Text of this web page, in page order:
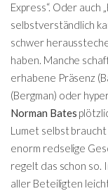
Express“. Oder auch
selbstverständlich
schwer
haben. Manche
erhabene Präsenz
(Bergman) oder
Norman Bates
Lumet selbst braucht
enorm redselige
regelt das schon so.
aller Beteiligten